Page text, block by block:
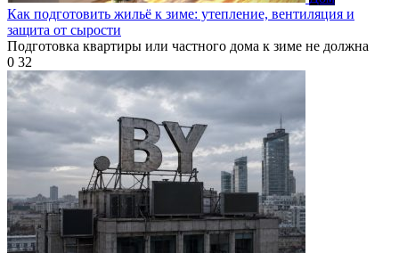
Как подготовить жильё к зиме: утепление, вентиляция и
защита от сырости
Подготовка квартиры или частного дома к зиме не должна
0 32